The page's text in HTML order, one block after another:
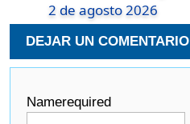
2 de agosto 2026
DEJAR UN COMENTARIO
Namerequired